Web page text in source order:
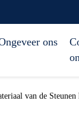
ons
van de